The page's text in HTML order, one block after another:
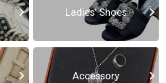
Ladies’ Shoes
Accessory